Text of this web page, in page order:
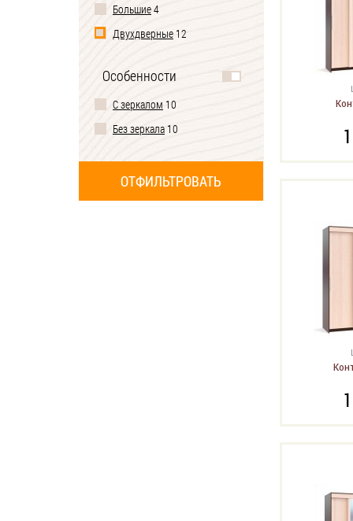
Большие4
Двухдверные 12
Особенности
С зеркалом 10
Без зеркала 10